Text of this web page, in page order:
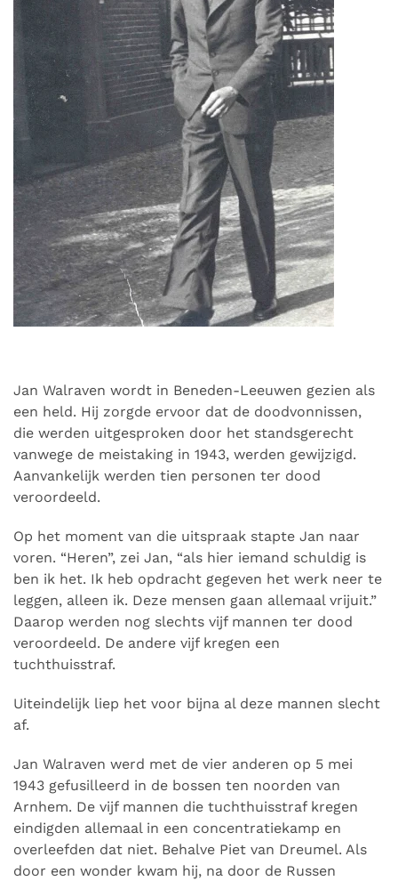
Jan Walraven wordt in Beneden-Leeuwen gezien als
een held. Hij zorgde ervoor dat de doodvonnissen,
die werden uitgesproken door het standsgerecht
vanwege de meistaking in 1943, werden gewijzigd.
Aanvankelijk werden tien personen ter dood
veroordeeld.
Op het moment van die uitspraak stapte Jan naar
voren. “Heren”, zei Jan, “als hier iemand schuldig is
ben ik het. Ik heb opdracht gegeven het werk neer te
leggen, alleen ik. Deze mensen gaan allemaal vrijuit.”
Daarop werden nog slechts vijf mannen ter dood
veroordeeld. De andere vijf kregen een
tuchthuisstraf.
Uiteindelijk liep het voor bijna al deze mannen slecht
af.
Jan Walraven werd met de vier anderen op 5 mei
1943 gefusilleerd in de bossen ten noorden van
Arnhem. De vijf mannen die tuchthuisstraf kregen
eindigden allemaal in een concentratiekamp en
overleefden dat niet. Behalve Piet van Dreumel. Als
door een wonder kwam hij, na door de Russen